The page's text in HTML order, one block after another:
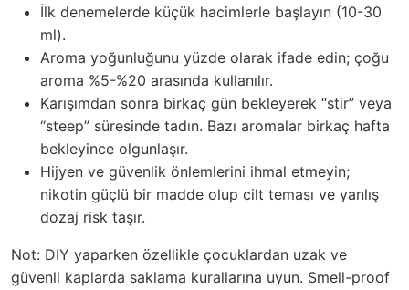
İlk denemelerde küçük hacimlerle başlayın (10-30
ml).
Aroma yoğunluğunu yüzde olarak ifade edin; çoğu
aroma %5-%20 arasında kullanılır.
Karışımdan sonra birkaç gün bekleyerek “stir” veya
“steep” süresinde tadın. Bazı aromalar birkaç hafta
bekleyince olgunlaşır.
Hijyen ve güvenlik önlemlerini ihmal etmeyin;
nikotin güçlü bir madde olup cilt teması ve yanlış
dozaj risk taşır.
Not: DIY yaparken özellikle çocuklardan uzak ve
güvenli kaplarda saklama kurallarına uyun. Smell-proof